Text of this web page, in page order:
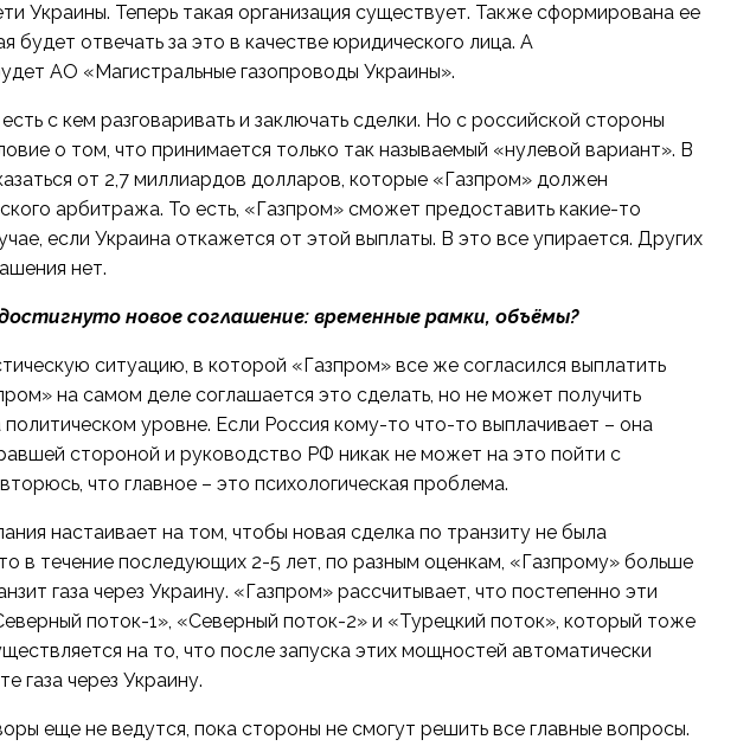
Украины. Теперь такая организация существует. Также сформирована ее
будет отвечать за это в качестве юридического лица. А
АО «Магистральные газопроводы Украины».
с кем разговаривать и заключать сделки. Но с российской стороны
о том, что принимается только так называемый «нулевой вариант». В
от 2,7 миллиардов долларов, которые «Газпром» должен
арбитража. То есть, «Газпром» сможет предоставить какие-то
если Украина откажется от этой выплаты. В это все упирается. Других
нет.
новое соглашение: временные рамки, объёмы?
ситуацию, в которой «Газпром» все же согласился выплатить
на самом деле соглашается это сделать, но не может получить
уровне. Если Россия кому-то что-то выплачивает – она
стороной и руководство РФ никак не может на это пойти с
что главное – это психологическая проблема.
настаивает на том, чтобы новая сделка по транзиту не была
в течение последующих 2-5 лет, по разным оценкам, «Газпрому» больше
газа через Украину. «Газпром» рассчитывает, что постепенно эти
поток-1», «Северный поток-2» и «Турецкий поток», который тоже
на то, что после запуска этих мощностей автоматически
газа через Украину.
еще не ведутся, пока стороны не смогут решить все главные вопросы.